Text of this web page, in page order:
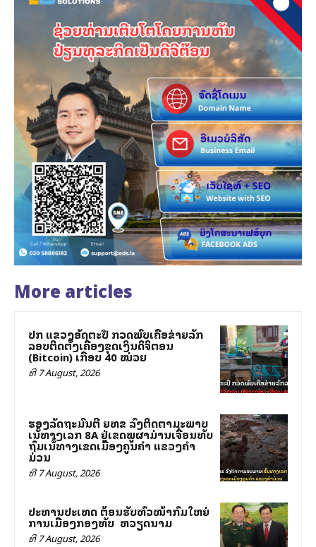
More articles
ປກສ ແຂວງອັດຕະປື ກວດພົບເຄືອຂ່າຍລັກ
ລອບຕິດຕັ້ງເຄື່ອງຂຸດເງິນດິຈິຕອນ
(Bitcoin) ເກືອບ 40 ໝ່ວຍ
ທີ 7 August, 2026
ຮອງລັດຖະມົນຕີ ຍທຂ ລົງຕິດຕາມສະພາບ
ເສັ້ນທາງເລກ 8A ຢູ່ເຂດພູຜາມ່ານເຈື່ອນທັບ
ຖົມເສັ້ນທາງເຂດເມືອງຄູນຄໍາ ແຂວງຄໍາ
ມ່ວນ
ທີ 7 August, 2026
ປະທານປະເທດ ຕ້ອນຮັບຫົວໜ້າກົມໃຫຍ່
ການເມືອງກອງທັບ ສສ ຫວຽດນາມ
ທີ 7 August, 2026